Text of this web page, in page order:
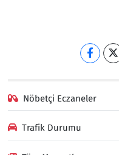
Nöbetçi Eczaneler
Trafik Durumu